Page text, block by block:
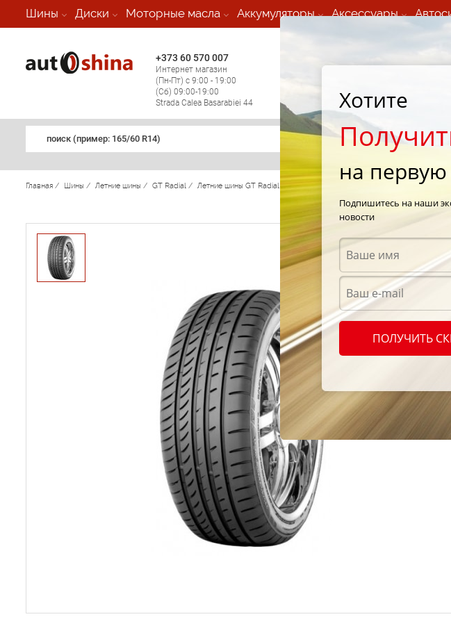
Шины Диски Моторные масла Аккумуляторы Аксессуары
+373 60 570 007
Интернет магазин
(Пн-Пт) с 9:00 - 19:00
(Сб) 09:00-19:00
Strada Calea Basarabiei 44
Мобильный шиномонтаж 24/7
поиск (примеp: 165/60 R14)
Главная / Шины / Летние шины / GT Radial / Летние шины GT Radial/ Champiro UHP1 GT Radial Champiro UHP1
Хотите
на первую
Подпишитесь на наши
новости
ПОЛУЧИТЬ